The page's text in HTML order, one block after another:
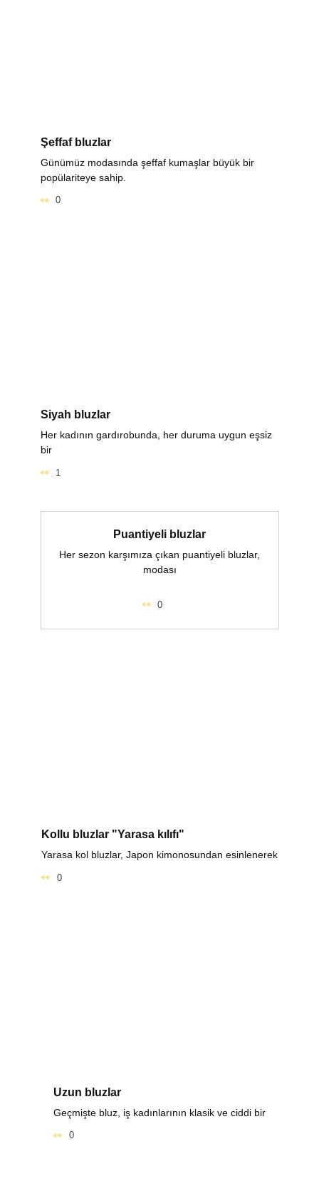
Şeffaf bluzlar
Günümüz modasında şeffaf kumaşlar büyük bir
popülariteye sahip.
0
Siyah bluzlar
Her kadının gardırobunda, her duruma uygun eşsiz
bir
1
Puantiyeli bluzlar
Her sezon karşımıza çıkan puantiyeli bluzlar,
modası
0
Kollu bluzlar "Yarasa kılıfı"
Yarasa kol bluzlar, Japon kimonosundan esinlenerek
0
Uzun bluzlar
Geçmişte bluz, iş kadınlarının klasik ve ciddi bir
0